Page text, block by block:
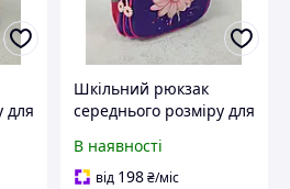
для
Шкільний рюкзак
середнього розміру для
дівчаток
В наявності
від 198₴/міс